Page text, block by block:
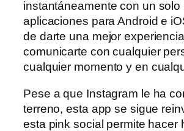
instantáneamente con un solo
aplicaciones para Android e
de darte una mejor
comunicarte con cualquier
cualquier momento y en
Pese a que Instagram le ha
terreno, esta app se sigue
esta pink social permite hacer